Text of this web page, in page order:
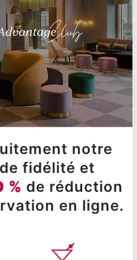
notre
fidélité et
% de réduction
en ligne.